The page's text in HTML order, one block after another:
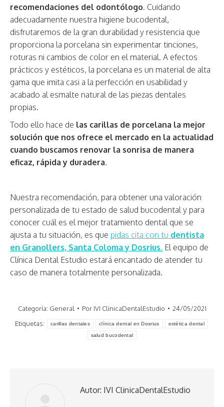
recomendaciones del odontólogo. Cuidando
adecuadamente nuestra higiene bucodental,
disfrutaremos de la gran durabilidad y resistencia que
proporciona la porcelana sin experimentar tinciones,
roturas ni cambios de color en el material. A efectos
prácticos y estéticos, la porcelana es un material de alta
gama que imita casi a la perfección en usabilidad y
acabado al esmalte natural de las piezas dentales
propias.
Todo ello hace de las carillas de porcelana la mejor
solución que nos ofrece el mercado en la actualidad
cuando buscamos renovar la sonrisa de manera
eficaz, rápida y duradera.
Nuestra recomendación, para obtener una valoración
personalizada de tu estado de salud bucodental y para
conocer cuál es el mejor tratamiento dental que se
ajusta a tu situación, es que pidas cita con tu dentista
en Granollers, Santa Coloma y Dosrius. El equipo de
Clínica Dental Estudio estará encantado de atender tu
caso de manera totalmente personalizada.
Categoría: General Por IVI ClinicaDentalEstudio
24/05/2021
Etiquetas:
carillas dentales clínica dental en Dosrius estética dental
salud bucodental
Autor: IVI ClinicaDentalEstudio